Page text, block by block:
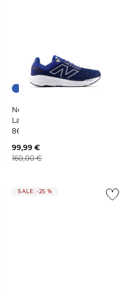
New Balance | Herren
Laufschuh FRESH FOAM X
860V14
99,99 €
160,00 €
SALE: -25 %